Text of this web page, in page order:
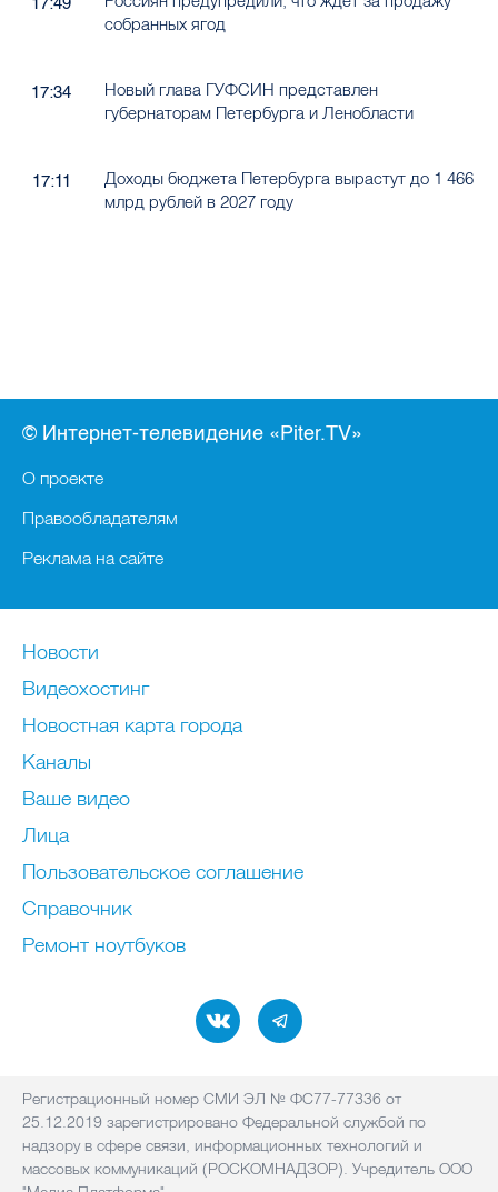
Новый глава ГУФСИН представлен
Доходы бюджета Петербурга вырастут до 1 466
© Интернет-телевидение «Piter.TV»
О проекте
Правообладателям
Реклама на сайте
Новости
Видеохостинг
Новостная карта города
Каналы
Ваше видео
Лица
Пользовательское соглашение
Справочник
Ремонт нoутбуков
Регистрационный номер СМИ ЭЛ № ФС77-77336 от
25.12.2019 зарегистрировано Федеральной службой по
надзору в сфере связи, информационных технологий и
массовых коммуникаций (РОСКОМНАДЗОР). Учредитель ООО